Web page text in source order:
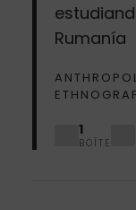
Rumanía
1
BOÎTE